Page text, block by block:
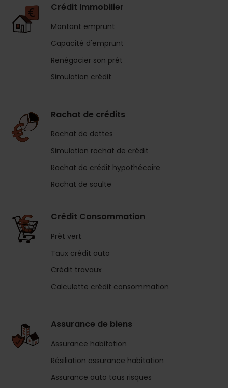
Crédit Immobilier
Montant emprunt
Capacité d'emprunt
Renégocier son prêt
Simulation crédit
Rachat de crédits
Rachat de dettes
Simulation rachat de crédit
Rachat de crédit hypothécaire
Rachat de soulte
Crédit Consommation
Prêt vert
Taux crédit auto
Crédit travaux
Calculette crédit consommation
Assurance de biens
Assurance habitation
Résiliation assurance habitation
Assurance auto tous risques